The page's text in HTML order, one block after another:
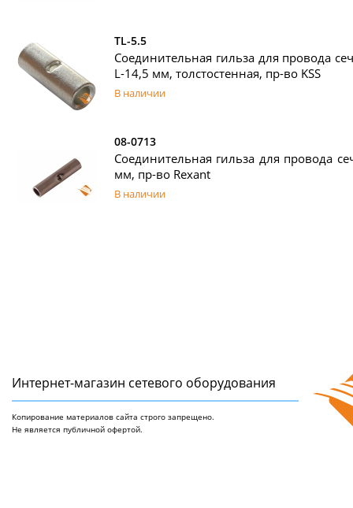
TL-5.5
Соединительная гильза для провода
L-14,5 мм, толстостенная, пр-во KSS
В наличии
08-0713
Соединительная гильза для провода
мм, пр-во Rexant
В наличии
Интернет-магазин сетeвого оборудования
Копирование материалов сайта строго запрещено.
Не является публичной офертой.